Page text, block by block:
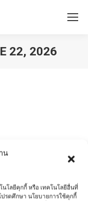
น
นโลยีคุกกี้ หรือ เทคโนโลยีอื่นที่
รดศึกษา นโยบายการใช้คุกกี้
22, 2026